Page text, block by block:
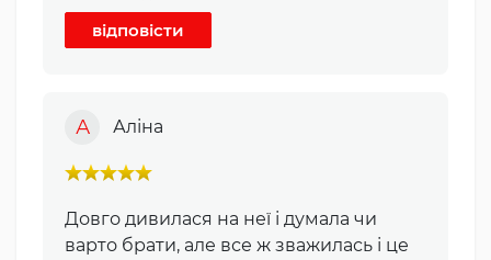
відповісти
А Аліна
Довго дивилася на неї і думала чи
варто брати, але все ж зважилась і це